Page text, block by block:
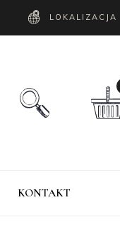
LOKALIZACJA
KONTAKT